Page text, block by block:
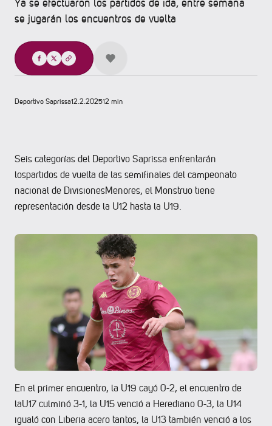
Ya se efectuaron los partidos de ida, entre semana
se jugarán los encuentros de vuelta
Compartir
Deportivo Saprissa12.2.202512 min
Seis categorías del Deportivo Saprissa enfrentarán
lospartidos de vuelta de las semifinales del campeonato
nacional de DivisionesMenores, el Monstruo tiene
representación desde la U12 hasta la U19.
En el primer encuentro, la U19 cayó 0-2, el encuentro de
laU17 culminó 3-1, la U15 venció a Herediano 0-3, la U14
igualó con Liberia acero tantos, la U13 también venció a los